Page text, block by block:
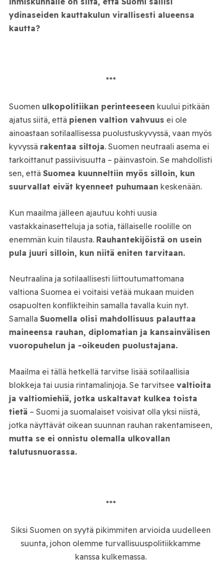
ydinaseiden kauttakulun virallisesti alueensa
kautta?
***
Suomen ulkopolitiikan perinteeseen kuului pitkään
ajatus siitä, että pienen valtion vahvuus ei ole
ainoastaan sotilaallisessa puolustuskyvyssä, vaan myös
kyvyssä rakentaa siltoja. Suomen neutraali asema ei
tarkoittanut passiivisuutta – päinvastoin. Se mahdollisti
sen, että Suomea kuunneltiin myös silloin, kun
suurvallat eivät kyenneet puhumaan keskenään.
Kun maailma jälleen ajautuu kohti uusia
vastakkainasetteluja ja sotia, tällaiselle roolille on
enemmän kuin tilausta. Rauhantekijöistä on usein
pula juuri silloin, kun niitä eniten tarvitaan.
Neutraalina ja sotilaallisesti liittoutumattomana
valtiona Suomea ei voitaisi vetää mukaan muiden
osapuolten konflikteihin samalla tavalla kuin nyt.
Samalla Suomella olisi mahdollisuus palauttaa
maineensa rauhan, diplomatian ja kansainvälisen
vuoropuhelun ja -oikeuden puolustajana.
Maailma ei tällä hetkellä tarvitse lisää sotilaallisia
blokkeja tai uusia rintamalinjoja. Se tarvitsee valtioita
ja valtiomiehiä, jotka uskaltavat kulkea toista
tietä – Suomi ja suomalaiset voisivat olla yksi niistä,
jotka näyttävät oikean suunnan rauhan rakentamiseen,
mutta se ei onnistu olemalla ulkovallan
talutusnuorassa.
***
Siksi Suomen on syytä pikimmiten arvioida uudelleen
suunta, johon olemme turvallisuuspolitiikkamme
kanssa kulkemassa.